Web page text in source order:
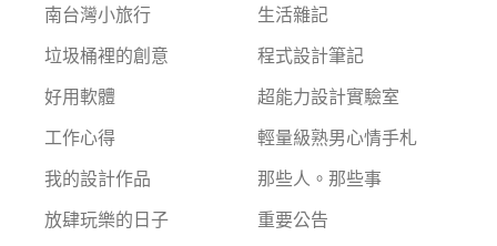
南台灣小旅行
垃圾桶裡的創意
好用軟體
工作心得
我的設計作品
放肆玩樂的日子
生活雜記
程式設計筆記
超能力設計實驗室
輕量級熟男心情手札
那些人。那些事
重要公告